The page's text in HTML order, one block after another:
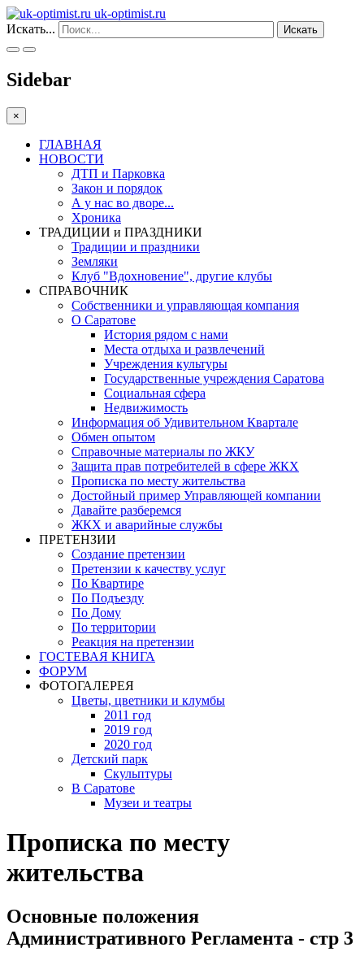
uk-optimist.ru
Искать...
Искать
Sidebar
×
ГЛАВНАЯ
НОВОСТИ
ДТП и Парковка
Закон и порядок
А у нас во дворе...
Хроника
ТРАДИЦИИ и ПРАЗДНИКИ
Традиции и праздники
Земляки
Клуб "Вдохновение", другие клубы
СПРАВОЧНИК
Собственники и управляющая компания
О Саратове
История рядом с нами
Места отдыха и развлечений
Учреждения культуры
Государственные учреждения Саратова
Социальная сфера
Недвижимость
Информация об Удивительном Квартале
Обмен опытом
Справочные материалы по ЖКУ
Защита прав потребителей в сфере ЖКХ
Прописка по месту жительства
Достойный пример Управляющей компании
Давайте разберемся
ЖКХ и аварийные службы
ПРЕТЕНЗИИ
Создание претензии
Претензии к качеству услуг
По Квартире
По Подъезду
По Дому
По территории
Реакция на претензии
ГОСТЕВАЯ КНИГА
ФОРУМ
ФОТОГАЛЕРЕЯ
Цветы, цветники и клумбы
2011 год
2019 год
2020 год
Детский парк
Скульптуры
В Саратове
Музеи и театры
Прописка по месту
жительства
Основные положения
Административного Регламента - стр 3